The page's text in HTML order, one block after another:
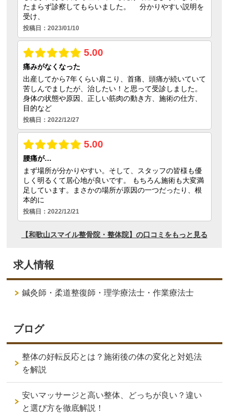
求人情報
鍼灸師・柔道整復師・理学療法士・作業療法士
ブログ
整体の好転反応とは？施術後の体の変化と対処法
を解説
安いマッサージと高い整体、どっちが良い？違い
と選び方を徹底解説！